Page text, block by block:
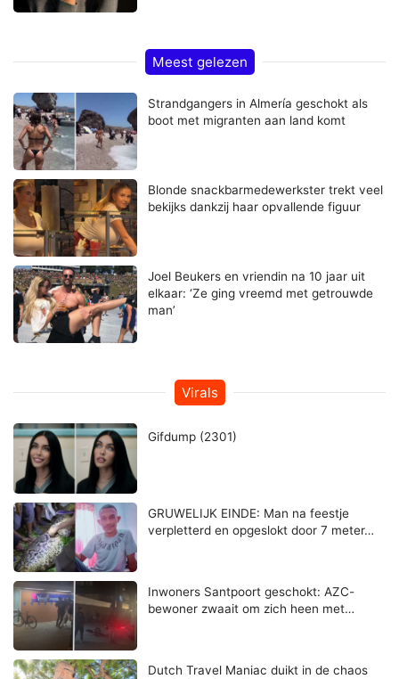
Meest gelezen
Strandgangers in Almería geschokt als
boot met migranten aan land komt
Blonde snackbarmedewerkster trekt veel
bekijks dankzij haar opvallende figuur
Joel Beukers en vriendin na 10 jaar uit
elkaar: ‘Ze ging vreemd met getrouwde
man’
Virals
Gifdump (2301)
GRUWELIJK EINDE: Man na feestje
verpletterd en opgeslokt door 7 meter…
Inwoners Santpoort geschokt: AZC-
bewoner zwaait om zich heen met…
Dutch Travel Maniac duikt in de chaos